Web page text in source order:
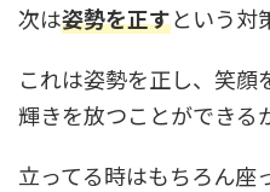
次は姿勢を正すという対
これは姿勢を正し、笑顔
輝きを放つことができる
立ってる時はもちろん座